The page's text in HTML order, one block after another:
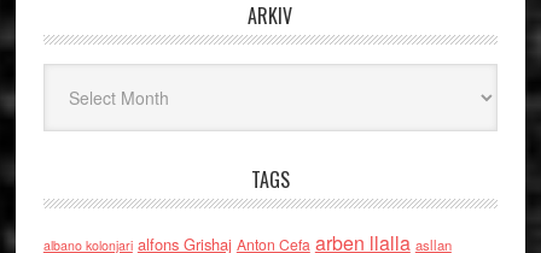
ARKIV
TAGS
albano kolonjari alfons Grishaj Anton Cefa arben llalla asllan